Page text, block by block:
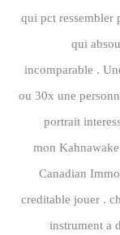
qui pct ressembler
qui
incomparable .
ou 30x une
portrait
mon
Canadian
creditable jouer .
instrument a